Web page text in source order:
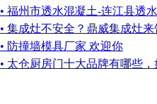
• 福州市透水混凝土-连江县透
• 集成灶不安全？鼎威集成灶
• 防撞墙模具厂家 欢迎你
• 太仓厨房门十大品牌有哪些，